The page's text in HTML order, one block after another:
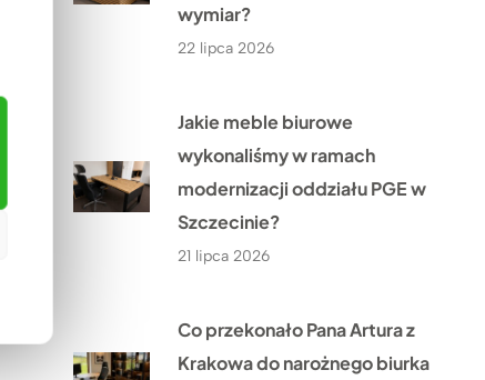
wymiar?
22 lipca 2026
Jakie meble biurowe
wykonaliśmy w ramach
modernizacji oddziału PGE w
Szczecinie?
21 lipca 2026
Co przekonało Pana Artura z
Krakowa do narożnego biurka